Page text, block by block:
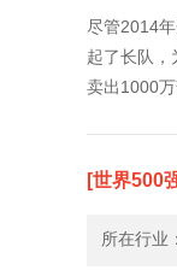
尽管2014
起了长队，
卖出1000万
[世界500
所在行业